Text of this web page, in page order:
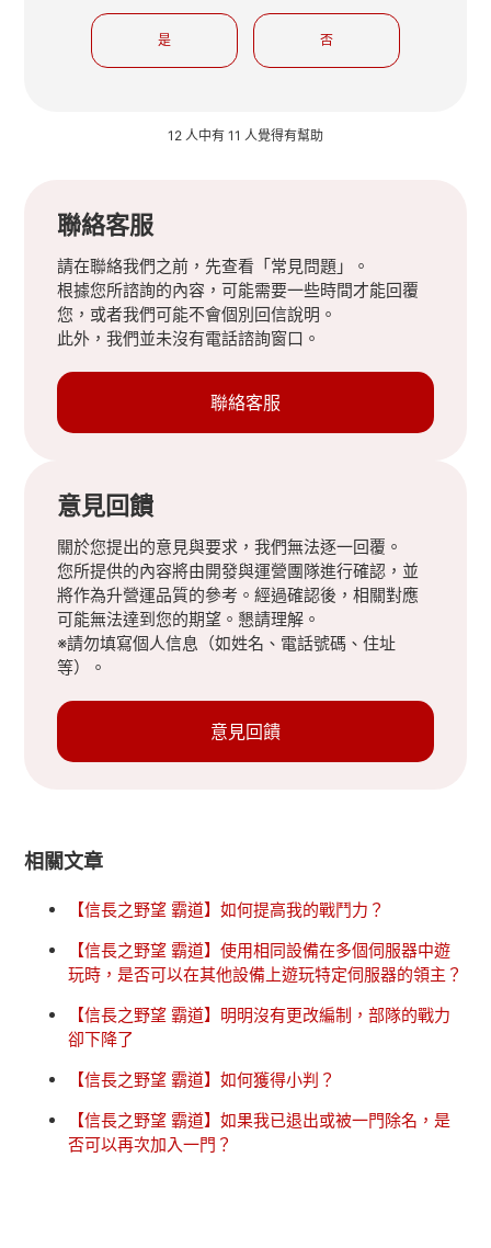
是 否
12 人中有 11 人覺得有幫助
聯絡客服
請在聯絡我們之前，先查看「常見問題」。
根據您所諮詢的內容，可能需要一些時間才能回覆
您，或者我們可能不會個別回信說明。
此外，我們並未沒有電話諮詢窗口。
聯絡客服
意見回饋
關於您提出的意見與要求，我們無法逐一回覆。
您所提供的內容將由開發與運營團隊進行確認，並
將作為升營運品質的參考。經過確認後，相關對應
可能無法達到您的期望。懇請理解。
※請勿填寫個人信息（如姓名、電話號碼、住址
等）。
意見回饋
相關文章
【信長之野望 霸道】如何提高我的戰鬥力？
【信長之野望 霸道】使用相同設備在多個伺服器中遊
玩時，是否可以在其他設備上遊玩特定伺服器的領主？
【信長之野望 霸道】明明沒有更改編制，部隊的戰力
卻下降了
【信長之野望 霸道】如何獲得小判？
【信長之野望 霸道】如果我已退出或被一門除名，是
否可以再次加入一門？